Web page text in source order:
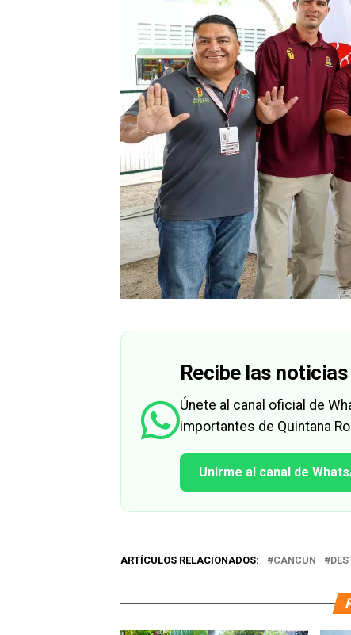
Recibe las
Únete al canal oficial de
importantes de Quintana
Unirme al canal de
ARTÍCULOS RELACIONADOS: CANCUN